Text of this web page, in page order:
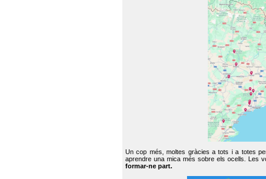
Un cop més, moltes gràcies a tots i a totes
aprendre una mica més sobre els ocells. Les
formar-ne part.